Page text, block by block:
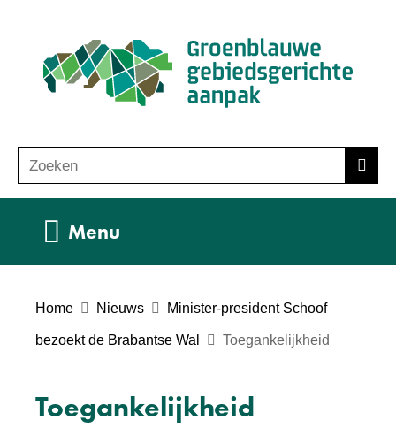
naar
de
inhoud
o
e
Zoeken
Menu
Home Nieuws Minister-president Schoof
bezoekt de Brabantse Wal Toegankelijkheid
Toegankelijkheid